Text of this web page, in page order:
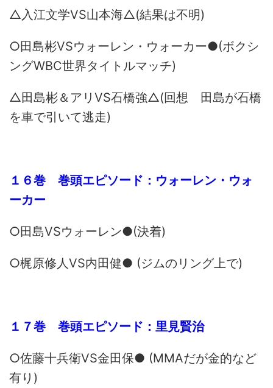
△入江文学VS山本海△(結果は不明)
○田島彬VSウォーレン・ウォーカー●(ボクシ
ングWBC世界タイトルマッチ)
△田島彬＆アリVS石橋強△(回想 田島が石橋
を車で引いて逃走)
１６巻 巻頭エピソード：ウォーレン・ウォ
ーカー
○田島VSウォーレン●(決着)
○梶原修人VS内田健● (ジムのリング上で)
１７巻 巻頭エピソード：里見賢治
○佐藤十兵衛VS金田保● (MMAだが金的など
有り)